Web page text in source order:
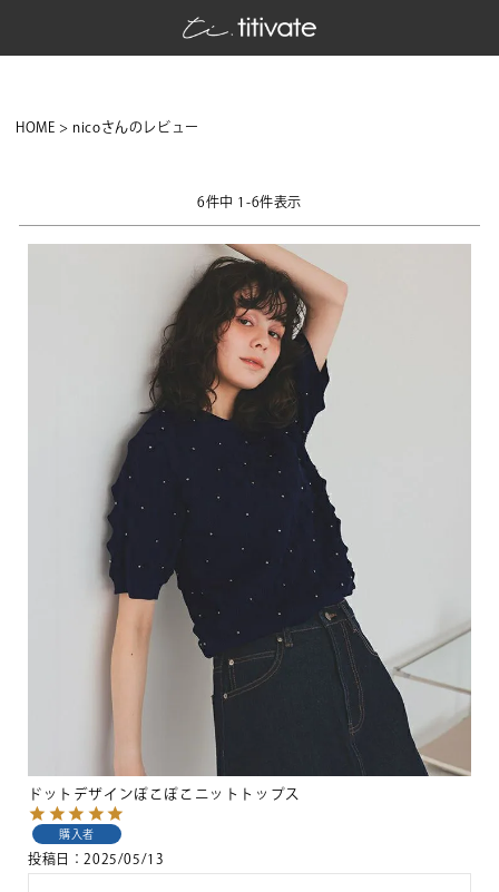
HOME nicoさんのレビュー
6件中 1 -6件表示
ドットデザインぽこぽこニットトップス
購入者
投稿日 2025/05/13